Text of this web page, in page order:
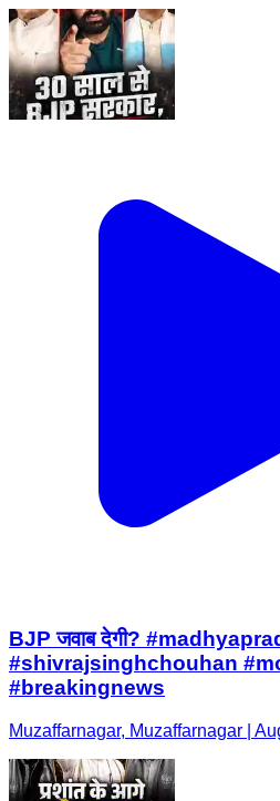
BJP जवाब देगी?
#shivrajsinghchouhan
#breakingnews
Muzaffarnagar, Muzaffarnagar |